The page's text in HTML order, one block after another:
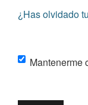
¿Has olvidado
Mantenerme